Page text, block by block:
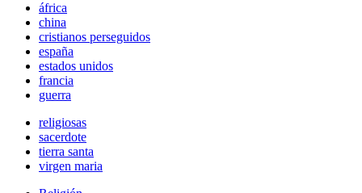
áfrica
china
cristianos perseguidos
españa
estados unidos
francia
guerra
religiosas
sacerdote
tierra santa
virgen maria